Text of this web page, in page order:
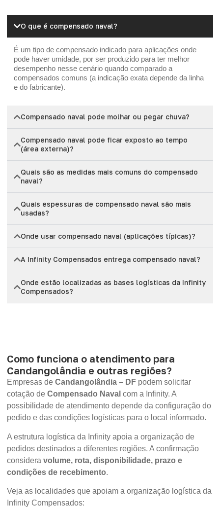
O que é compensado naval?
É um tipo de compensado indicado para aplicações onde
pode haver umidade, por ser produzido para ter melhor
desempenho nesse cenário quando comparado a
compensados comuns (a indicação exata depende da linha
e do fabricante).
Compensado naval pode molhar ou pegar chuva?
Compensado naval pode ficar exposto ao tempo
(área externa)?
Quais são as medidas mais comuns do compensado
naval?
Quais espessuras de compensado naval são mais
usadas?
Onde usar compensado naval (aplicações típicas)?
A Infinity Compensados entrega compensado naval?
Onde estão localizadas as bases logísticas da Infinity
Compensados?
Como funciona o atendimento para
Candangolândia e outras regiões?
Empresas de Candangolândia – DF podem solicitar
cotação de Compensado Naval com a Infinity. A
possibilidade de atendimento depende da configuração do
pedido e das condições logísticas para o local informado.
A estrutura logística da Infinity apoia a organização de
pedidos destinados a diferentes regiões. A confirmação
considera volume, rota, disponibilidade, prazo e
condições de recebimento.
Veja as localidades que apoiam a organização logística da
Infinity Compensados: